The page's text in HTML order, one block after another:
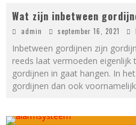
Wat zijn inbetween
admin september 16, 2021
Inbetween gordijnen zijn
reeds laat vermoeden eigenlijk
gordijnen in gaat hangen. In
gordijnen dan ook